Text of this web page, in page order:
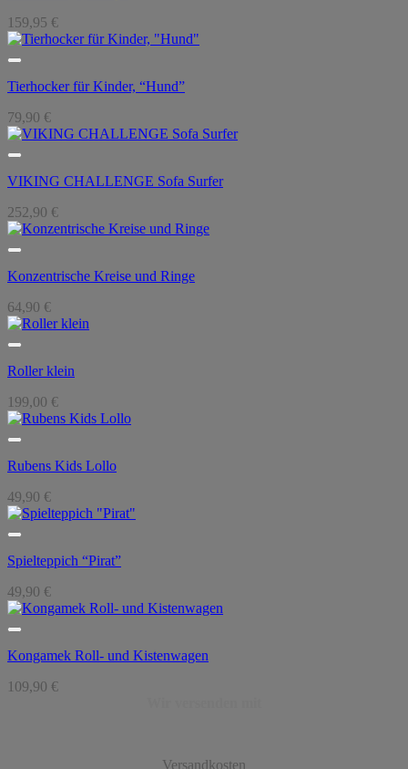
159,95 €
Tierhocker für Kinder, “Hund”
79,90 €
VIKING CHALLENGE Sofa Surfer
252,90 €
Konzentrische Kreise und Ringe
64,90 €
Roller klein
199,00 €
Rubens Kids Lollo
49,90 €
Spielteppich “Pirat”
49,90 €
Kongamek Roll- und Kistenwagen
109,90 €
Versandkosten